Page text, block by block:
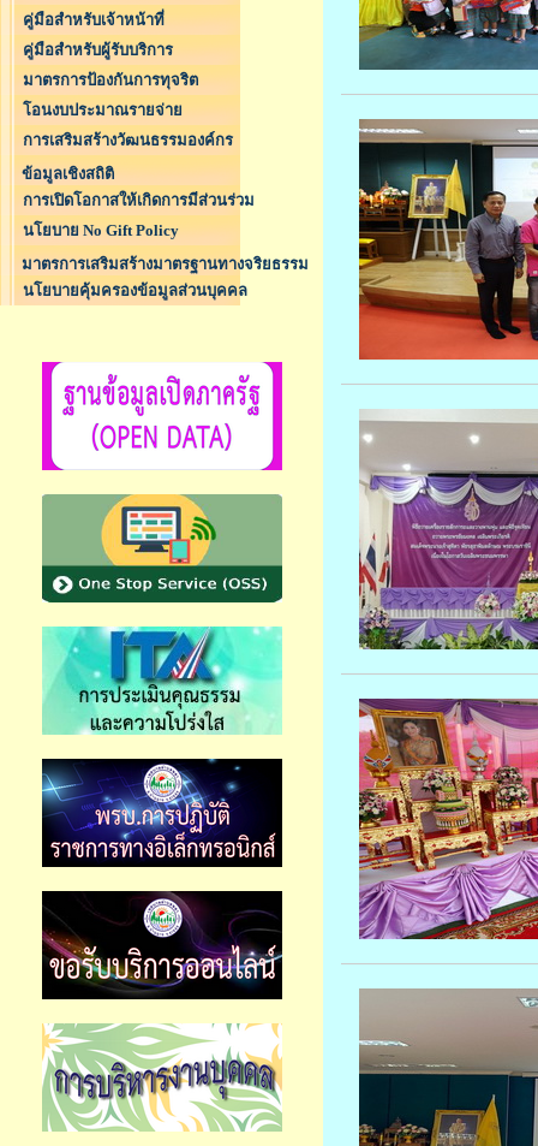
คู่มือสำหรับเจ้าหน้าที่
คู่มือสำหรับผู้รับบริการ
มาตรการป้องกันการทุจริต
โอนงบประมาณรายจ่าย
การเสริมสร้างวัฒนธรรมองค์กร
ข้อมูลเชิงสถิติ
การเปิดโอกาสให้เกิดการมีส่วนร่วม
นโยบาย No Gift Policy
มาตรการเสริมสร้างมาตรฐานทางจริยธรรม
นโยบายคุ้มครองข้อมูลส่วนบุคคล